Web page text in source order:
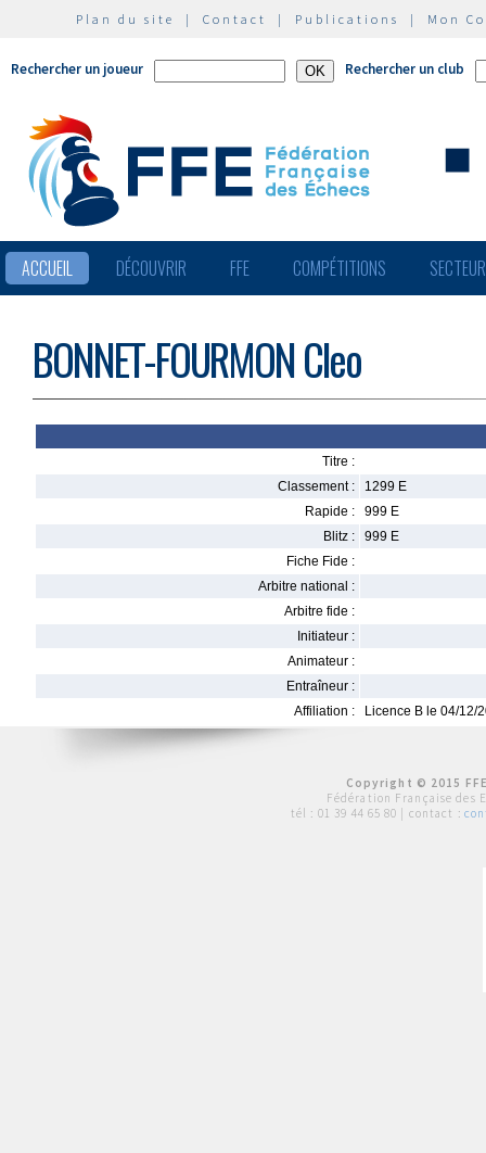
Plan du site | Contact | Publications | Mon
Rechercher un joueur Rechercher un club
ACCUEIL DÉCOUVRIR FFE COMPÉTITIONS
BONNET-FOURMON Cleo
Titre :
Classement :
1299 E
Rapide :
999 E
Blitz :
999 E
Fiche Fide :
Arbitre national :
Arbitre fide :
Initiateur :
Animateur :
Entraîneur :
Affiliation :
Licence B le 04/12/
Copyright © 2015
Fédération Française des
tél : 01 39 44 65 80 | contact :